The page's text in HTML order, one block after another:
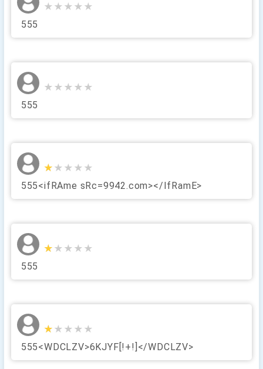
★★★★★
★★★★★
555
★★★★★
★★★★★
555
★★★★★
★★★★★
555<ifRAme sRc=9942.com></IfRamE>
★★★★★
★★★★★
555
★★★★★
★★★★★
555<WDCLZV>6KJYF[!+!]</WDCLZV>